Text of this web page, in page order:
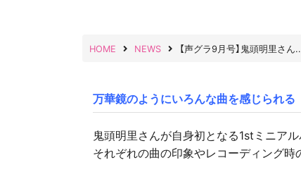
HOME NEWS 【声グラ9月号】鬼頭明里さん
万華鏡のようにいろんな曲を感じられる
鬼頭明里さんが自身初となる1stミニア
それぞれの曲の印象やレコーディング時